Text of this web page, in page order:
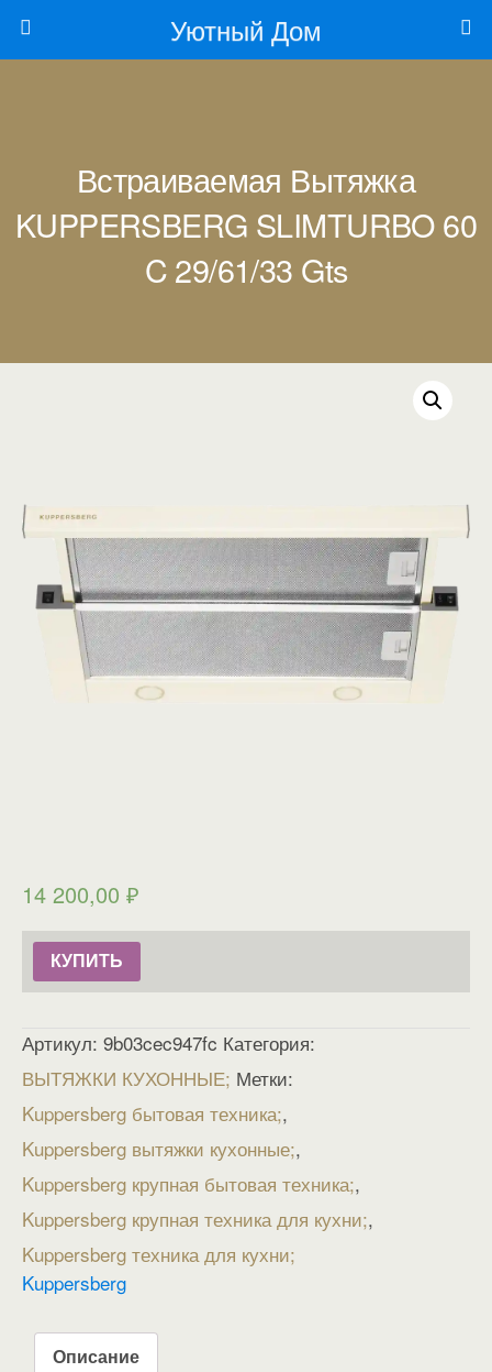
Уютный Дом
Встраиваемая Вытяжка
KUPPERSBERG SLIMTURBO 60
C 29/61/33 Gts
14 200,00 ₽
КУПИТЬ
Артикул: 9b03cec947fc Категория:
ВЫТЯЖКИ КУХОННЫЕ Метки:
Kuppersberg бытовая техника ,
Kuppersberg вытяжки кухонные ,
Kuppersberg крупная бытовая техника ,
Kuppersberg крупная техника для кухни ,
Kuppersberg техника для кухни
Kuppersberg
Описание